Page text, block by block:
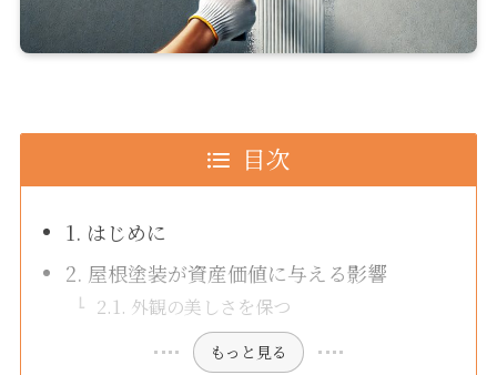
目次
1. はじめに
2. 屋根塗装が資産価値に与える影響
2.1. 外観の美しさを保つ
もっと見る